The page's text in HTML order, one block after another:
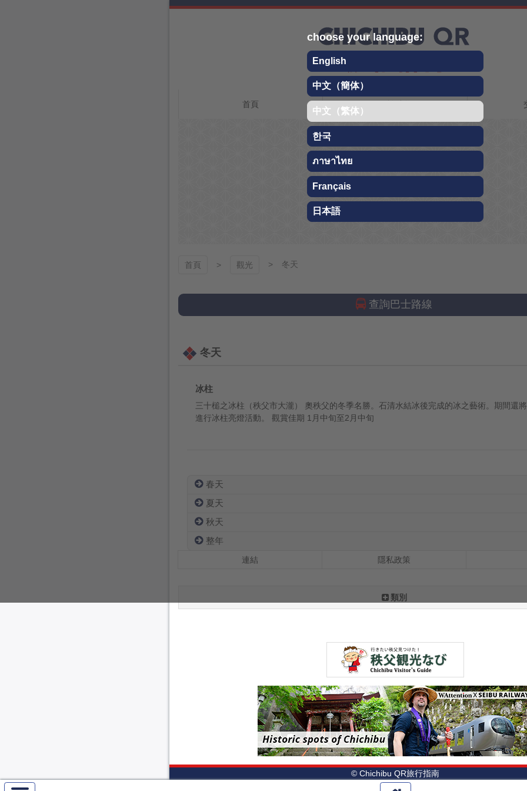
choose your language:
English
中文（簡体）
中文（繁体）
한국
ภาษาไทย
Français
日本語
Chichibu QR旅行指南
首頁
首頁 觀光 冬天
查詢巴士路線
冬天
冰柱
三十槌之冰柱（秩父市大瀧） 奧秩父的冬季名勝。石清水結冰後完成的冰之藝術。期間還將
進行冰柱亮燈活動。 觀賞佳期 1月中旬至2月中旬
春天
夏天
秋天
整年
連結 隱私政策
類別
© Chichibu QR旅行指南